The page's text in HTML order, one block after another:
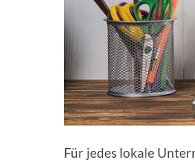
Für jedes lokale